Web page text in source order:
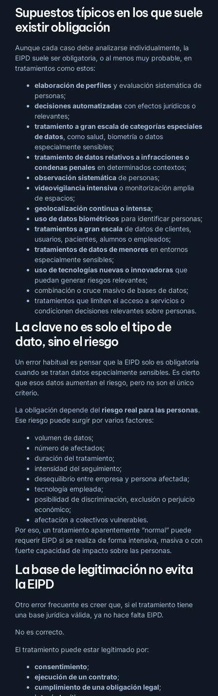
Supuestos típicos en los que suele
existir obligación
Aunque cada caso debe analizarse individualmente, la
EIPD suele ser obligatoria, o al menos muy probable, en
tratamientos como estos:
elaboración de perfiles y evaluación sistemática de
personas;
decisiones automatizadas con efectos jurídicos o
relevantes;
tratamiento a gran escala de categorías especiales
de datos, como salud, biometría o datos
especialmente sensibles;
tratamiento de datos relativos a infracciones o
condenas penales en determinados contextos;
observación sistemática de personas;
videovigilancia intensiva o monitorización amplia
de espacios;
geolocalización continua o intensa;
uso de datos biométricos para identificar personas;
tratamientos a gran escala de datos de clientes,
usuarios, pacientes, alumnos o empleados;
tratamientos de datos de menores en entornos
especialmente sensibles;
uso de tecnologías nuevas o innovadoras que
puedan generar riesgos relevantes;
combinación o cruce masivo de bases de datos;
tratamientos que limiten el acceso a servicios o
condicionen decisiones relevantes sobre personas.
La clave no es solo el tipo de
dato, sino el riesgo
Un error habitual es pensar que la EIPD solo es obligatoria
cuando se tratan datos especialmente sensibles. Es cierto
que esos datos aumentan el riesgo, pero no son el único
criterio.
La obligación depende del riesgo real para las personas.
Ese riesgo puede surgir por varios factores:
volumen de datos;
número de afectados;
duración del tratamiento;
intensidad del seguimiento;
desequilibrio entre empresa y persona afectada;
tecnología empleada;
posibilidad de discriminación, exclusión o perjuicio
económico;
afectación a colectivos vulnerables.
Por eso, un tratamiento aparentemente “normal” puede
requerir EIPD si se realiza de forma intensiva, masiva o con
fuerte capacidad de impacto sobre las personas.
La base de legitimación no evita
la EIPD
Otro error frecuente es creer que, si el tratamiento tiene
una base jurídica válida, ya no hace falta EIPD.
No es correcto.
El tratamiento puede estar legitimado por:
consentimiento;
ejecución de un contrato;
cumplimiento de una obligación legal;